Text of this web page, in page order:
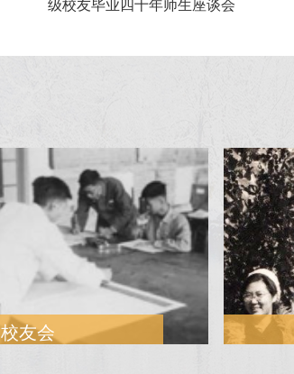
级校友毕业四十年师生座谈会
校友会